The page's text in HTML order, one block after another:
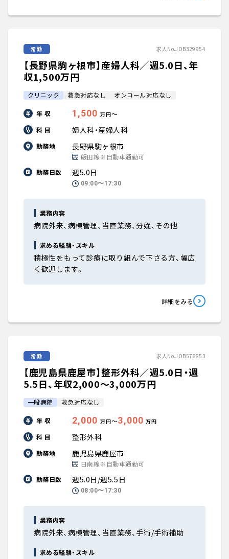
常勤 求人No.JOB329954
【長野県駒ヶ根市】産婦人科／週5.0日、年
収1,500万円
クリニック 救急対応なし オンコール対応なし
年 収 1,500 万円〜
科 目
婦人科・産婦人科
勤務地 長野県駒ヶ根市
飯田線※自動車通勤可
勤務日数
週5.0日
09:00〜17:30
業務内容
病院外来、病棟管理、当直業務、分娩、その他
求める経験・スキル
積極性をもって診療に取り組んで下さる方、幅広
く歓迎します。
詳細をみる
常勤 求人No.JOB576853
【鹿児島県鹿屋市】整形外科／週5.0日・週
5.5日、年収2,000〜3,000万円
一般病院 救急対応なし
年 収 2,000 万円〜3,000 万円
科 目 整形外科
勤務地 鹿児島県鹿屋市
日南線※自動車通勤可
勤務日数
週5.0日/週5.5日
08:00〜17:30
業務内容
病院外来、病棟管理、当直業務、手術/手術補助
求める経験・スキル